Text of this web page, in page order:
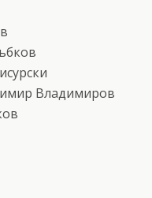
Владимиров